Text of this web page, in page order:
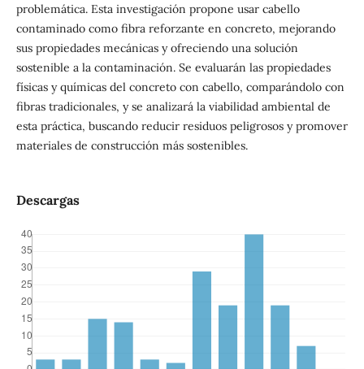
problemática. Esta investigación propone usar cabello
contaminado como fibra reforzante en concreto, mejorando
sus propiedades mecánicas y ofreciendo una solución
sostenible a la contaminación. Se evaluarán las propiedades
físicas y químicas del concreto con cabello, comparándolo con
fibras tradicionales, y se analizará la viabilidad ambiental de
esta práctica, buscando reducir residuos peligrosos y promover
materiales de construcción más sostenibles.
Descargas